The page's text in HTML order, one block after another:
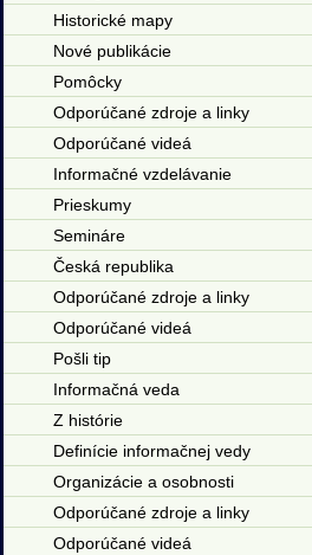
Historické mapy
Nové publikácie
Pomôcky
Odporúčané zdroje a linky
Odporúčané videá
Informačné vzdelávanie
Prieskumy
Semináre
Česká republika
Odporúčané zdroje a linky
Odporúčané videá
Pošli tip
Informačná veda
Z histórie
Definície informačnej vedy
Organizácie a osobnosti
Odporúčané zdroje a linky
Odporúčané videá